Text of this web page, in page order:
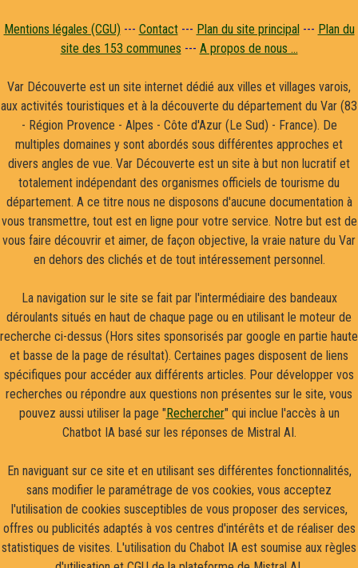
Mentions légales (CGU) --- Contact--- Plan du site principal--- Plan du
site des 153 communes --- A propos de nous ...
Var Découverte est un site internet dédié aux villes et villages varois,
aux activités touristiques et à la découverte du département du Var (83
- Région Provence - Alpes - Côte d'Azur (Le Sud) - France). De
multiples domaines y sont abordés sous différentes approches et
divers angles de vue. Var Découverte est un site à but non lucratif et
totalement indépendant des organismes officiels de tourisme du
département. A ce titre nous ne disposons d'aucune documentation à
vous transmettre, tout est en ligne pour votre service. Notre but est de
vous faire découvrir et aimer, de façon objective, la vraie nature du Var
en dehors des clichés et de tout intéressement personnel.
La navigation sur le site se fait par l'intermédiaire des bandeaux
déroulants situés en haut de chaque page ou en utilisant le moteur de
recherche ci-dessus (Hors sites sponsorisés par google en partie haute
et basse de la page de résultat). Certaines pages disposent de liens
spécifiques pour accéder aux différents articles. Pour développer vos
recherches ou répondre aux questions non présentes sur le site, vous
pouvez aussi utiliser la page "Rechercher" qui inclue l'accès à un
Chatbot IA basé sur les réponses de Mistral AI.
En naviguant sur ce site et en utilisant ses différentes fonctionnalités,
sans modifier le paramétrage de vos cookies, vous acceptez
l'utilisation de cookies susceptibles de vous proposer des services,
offres ou publicités adaptés à vos centres d'intérêts et de réaliser des
statistiques de visites. L'utilisation du Chabot IA est soumise aux règles